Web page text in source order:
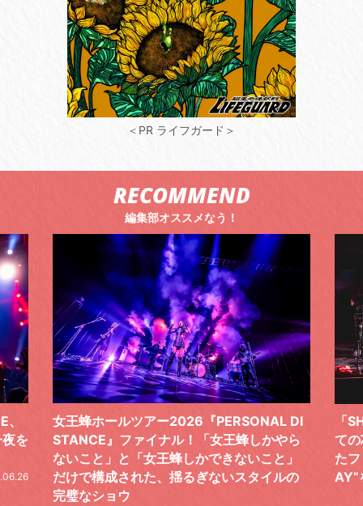
＜PR ライフガード＞
RECOMMEND
編集部オススメなう！
ら
の
「SHISHAMOでした!!!」ロックバンドとし
ての芯を貫き通し、笑顔と感謝で泳ぎ切っ
たファイナルライブ、DAY2“GOODBYE D
AY”をレポート
気
レ